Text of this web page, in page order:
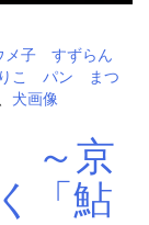
メ子 すずらん
こ パン まつ
犬画像
～京
「鮎